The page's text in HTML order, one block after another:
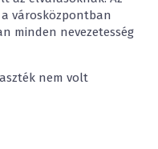
városközpontban
minden nevezetesség
nem volt